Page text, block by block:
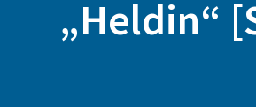
„Heldin“